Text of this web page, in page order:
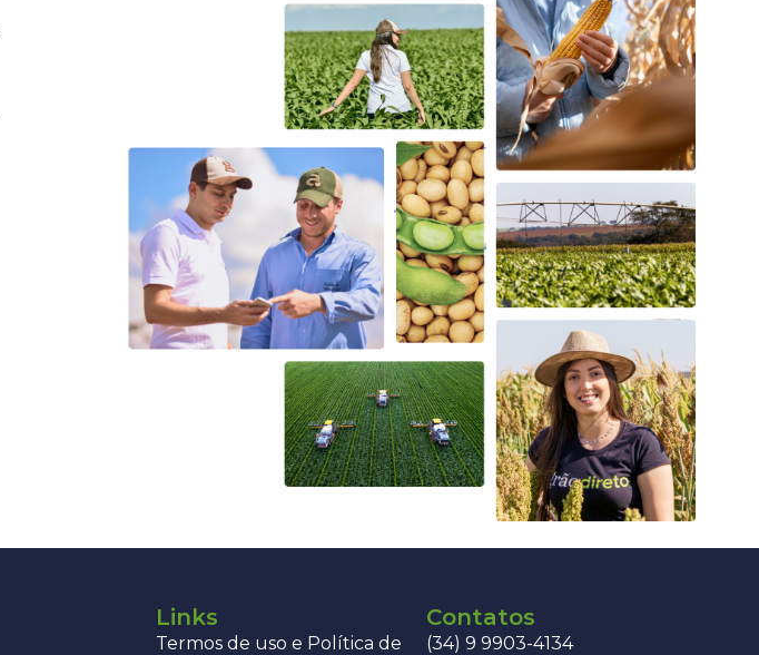
Links
Termos de uso e Política de
Contatos
(34) 9 9903-4134